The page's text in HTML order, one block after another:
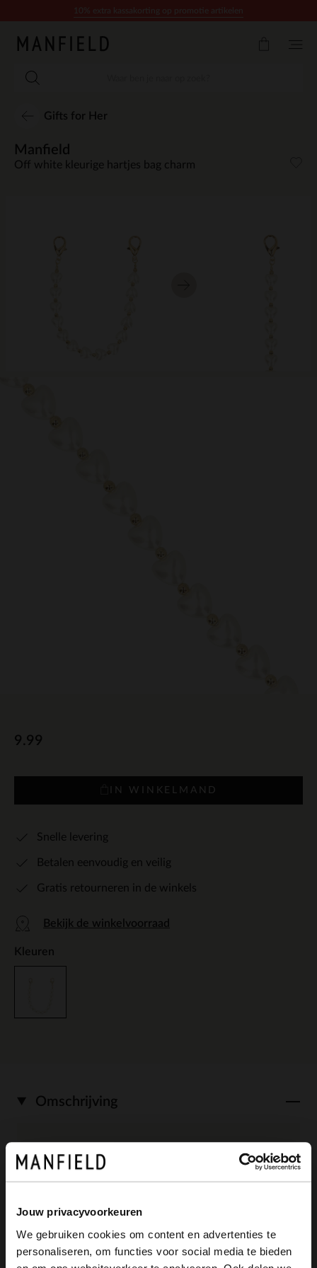
Jouw privacyvoorkeuren
We gebruiken cookies om content en advertenties te
personaliseren, om functies voor social media te bieden
Gifts for Her
Manfield
Off white kleurige hartjes bag charm
9.99
IN WINKELMAND
Snelle levering
Betalen eenvoudig en veilig
Gratis retourneren in de winkels
Bekijk de winkelvoorraad
Kleuren
Omschrijving
Off white kleurige hartjes bag charm van
Manfield met een totale lengte van 25 cm
en haakjes sluiting. Ook leuk om als
accessoire aan je telefoon te gebruiken.